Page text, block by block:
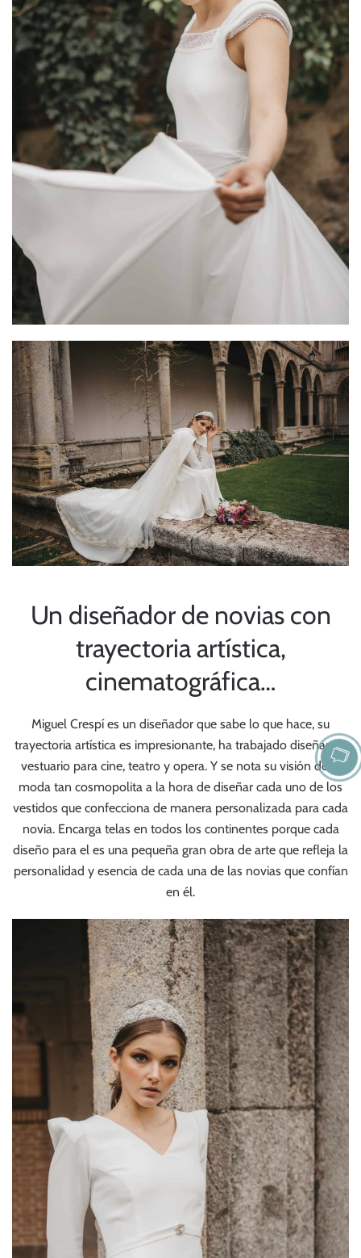
Un diseñador de novias con
trayectoria artística,
cinematográfica…
Miguel Crespí es un diseñador que sabe lo que hace, su
trayectoria artística es impresionante, ha trabajado diseñando
vestuario para cine, teatro y opera. Y se nota su visión de la
moda tan cosmopolita a la hora de diseñar cada uno de los
vestidos que confecciona de manera personalizada para cada
novia. Encarga telas en todos los continentes porque cada
diseño para el es una pequeña gran obra de arte que refleja la
personalidad y esencia de cada una de las novias que confían
en él.